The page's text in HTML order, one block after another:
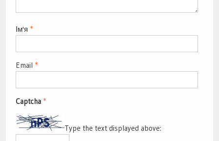
Ім'я *
Email *
Captcha *
Type the text displayed above: